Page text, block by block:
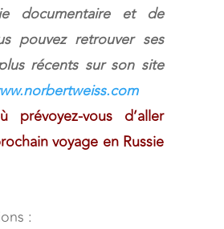
documentaire et de
pouvez retrouver ses
récents sur son site
prévoyez-vous d’aller
voyage en Russie
: